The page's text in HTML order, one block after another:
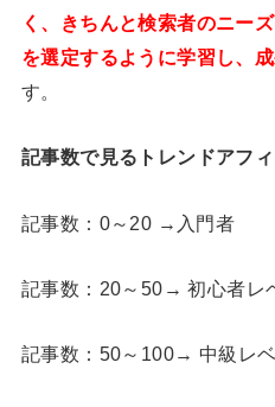
く、きちんと検索者のニー
を選定するように学習し、
す。
記事数で見るトレンドアフ
記事数：0～20 →入門者
記事数：20～50→ 初心者レ
記事数：50～100→ 中級レ